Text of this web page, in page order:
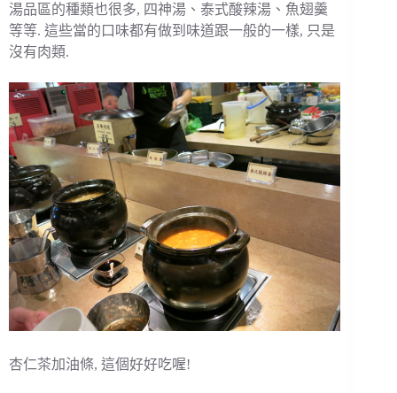
湯品區的種類也很多, 四神湯、泰式酸辣湯、魚翅羹
等等. 這些當的口味都有做到味道跟一般的一樣, 只是
沒有肉類.
杏仁茶加油條, 這個好好吃喔!